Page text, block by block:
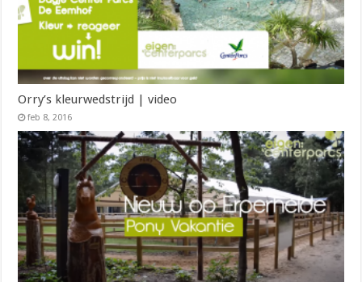
Orry’s kleurwedstrijd | video
feb 8, 2016